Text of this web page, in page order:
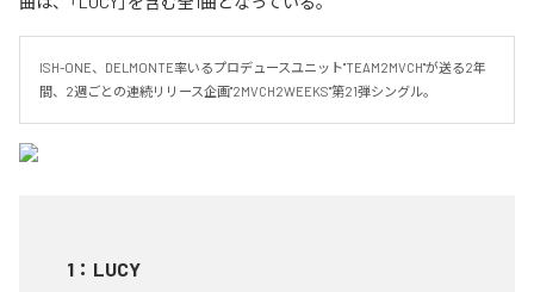
ISH-ONE、DELMONTE率いるプロデュースユニット"TEAM2MVCH"が送る2年
間、2週ごとの連続リリース企画"2MVCH2WEEKS"第21弾シングル。
1 ： LUCY